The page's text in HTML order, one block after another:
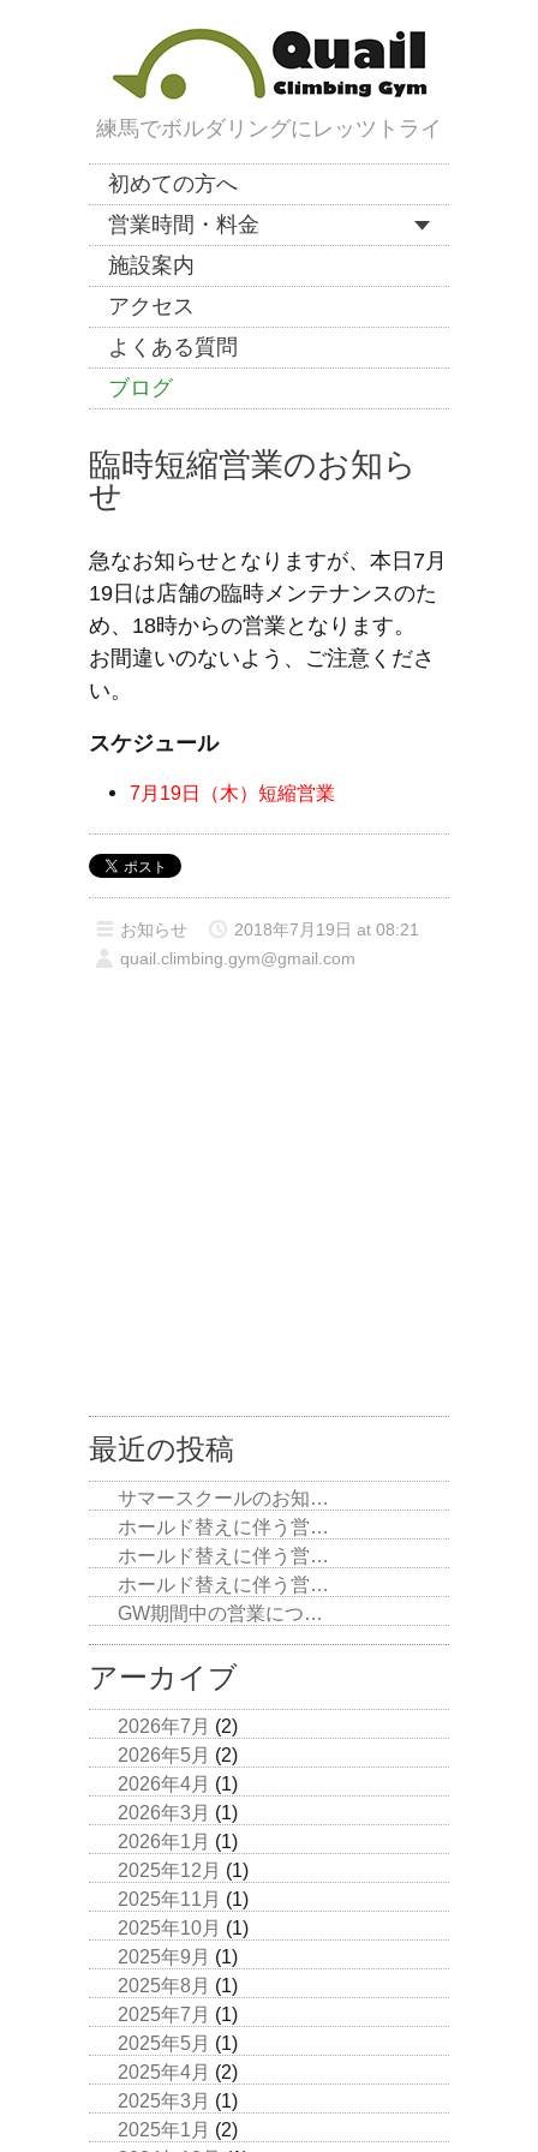
練馬でボルダリングにレッツトライ
初めての方へ
営業時間・料金
施設案内
アクセス
よくある質問
ブログ
臨時短縮営業のお知ら
せ
急なお知らせとなりますが、本日7月
19日は店舗の臨時メンテナンスのた
め、18時からの営業となります。
お間違いのないよう、ご注意くださ
い。
スケジュール
7月19日（木）短縮営業
お知らせ
2018年7月19日 at 08:21
quail.climbing.gym@gmail.com
最近の投稿
サマースクールのお知…
ホールド替えに伴う営…
ホールド替えに伴う営…
ホールド替えに伴う営…
GW期間中の営業につ…
アーカイブ
2026年7月 (2)
2026年5月 (2)
2026年4月 (1)
2026年3月 (1)
2026年1月 (1)
2025年12月 (1)
2025年11月 (1)
2025年10月 (1)
2025年9月 (1)
2025年8月 (1)
2025年7月 (1)
2025年5月 (1)
2025年4月 (2)
2025年3月 (1)
2025年1月 (2)